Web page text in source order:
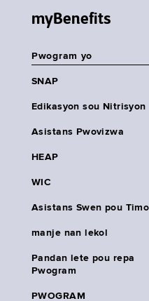
myBenefits
Pwogram yo
SNAP
Edikasyon sou Nitrisyon
Asistans Pwovizwa
HEAP
WIC
Asistans Swen pou
manje nan lekol
Pandan lete pou repa
Pwogram
PWOGRAM